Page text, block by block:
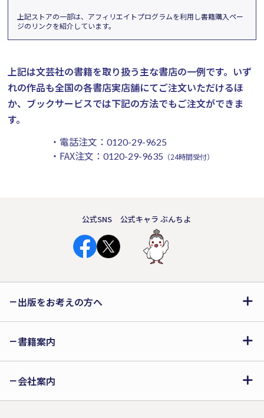
上記ストアの一部は、アフィリエイトプログラムを利用し書籍購入ペー
ジのリンクを紹介しています。
上記は文芸社の書籍を取り扱う主な書店の一例です。 いず
れの作品も全国の各書店実店舗にてご注文いただけるほ
か、ブックサービスでは下記の方法でもご注文ができま
す。
・電話注文： 0120-29-9625
・FAX注文： 0120-29-9635 （24時間受付）
公式SNS 公式キャラ ぶんちよ
出版をお考えの方へ
書籍案内
会社案内